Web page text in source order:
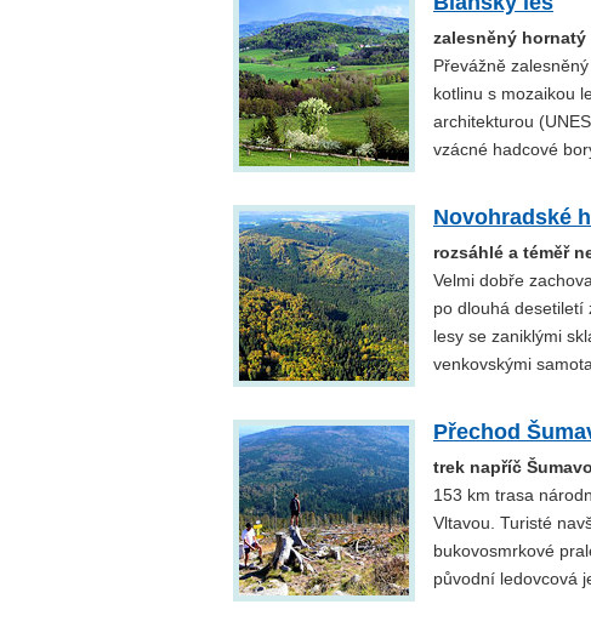
zalesněný
Převážně
kotlinu s mozaikou
architekturou
vzácné hadcové
Novohradské
rozsáhlé a téměř
Velmi dobře
po dlouhá desetiletí
lesy se zaniklými
venkovskými
Přechod
trek napříč
153 km trasa
Vltavou. Turisté
bukovosmrkové
původní ledovcová